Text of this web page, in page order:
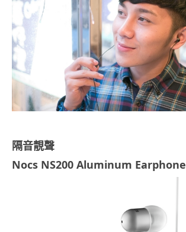
隔音靚聲
Nocs NS200 Aluminum Earphone